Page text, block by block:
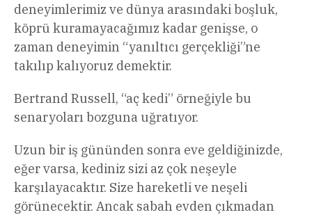
deneyimlerimiz ve dünya arasındaki boşluk,
köprü kuramayacağımız kadar genişse, o
zaman deneyimin “yanıltıcı gerçekliği”ne
takılıp kalıyoruz demektir.
Bertrand Russell, “aç kedi” örneğiyle bu
senaryoları bozguna uğratıyor.
Uzun bir iş gününden sonra eve geldiğinizde,
eğer varsa, kediniz sizi az çok neşeyle
karşılayacaktır. Size hareketli ve neşeli
görünecektir. Ancak sabah evden çıkmadan